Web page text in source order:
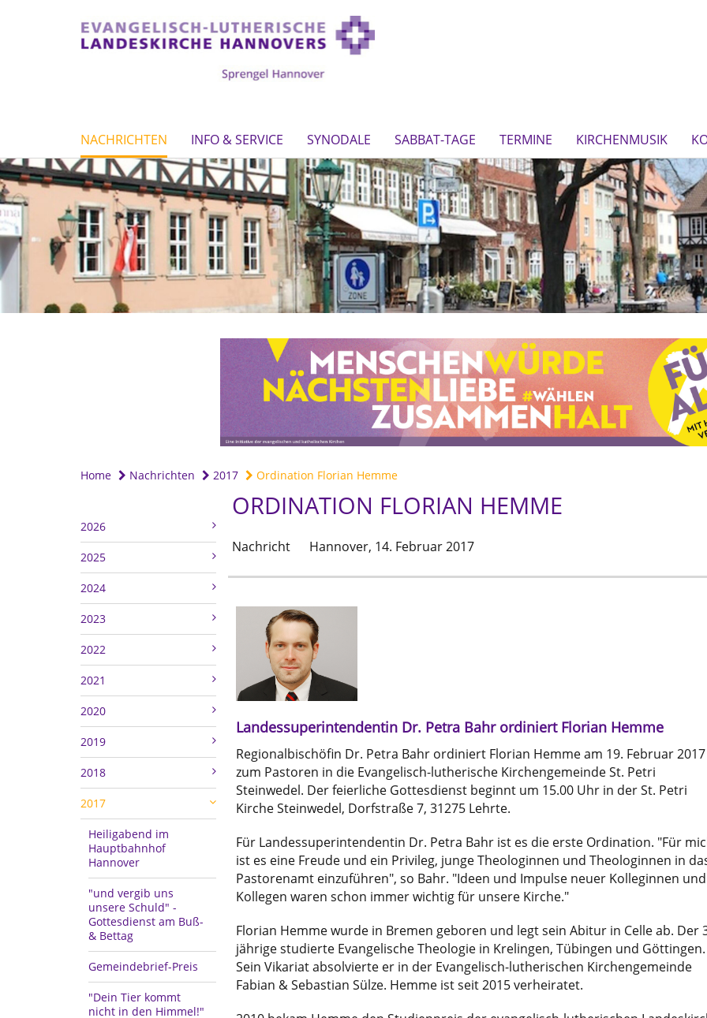
NACHRICHTEN INFO & SERVICE SYNODALE SABBAT-TAGE TERMINE KIRCHENMUSIK
Home Nachrichten 2017 Ordination Florian Hemme
2026
2025
2024
2023
2022
2021
2020
2019
2018
2017
Heiligabend im
Hauptbahnhof
Hannover
"und vergib uns
unsere Schuld" -
Gottesdienst am Buß-
& Bettag
Gemeindebrief-Preis
"Dein Tier kommt
nicht in den Himmel!"
ORDINATION FLORIAN HEMME
Nachricht Hannover, 14. Februar 2017
Landessuperintendentin Dr. Petra Bahr ordiniert Florian Hemme
Regionalbischöfin Dr. Petra Bahr ordiniert Florian Hemme am 19. Februar 2017
zum Pastoren in die Evangelisch-lutherische Kirchengemeinde St. Petri
Steinwedel. Der feierliche Gottesdienst beginnt um 15.00 Uhr in der St. Petri
Kirche Steinwedel, Dorfstraße 7, 31275 Lehrte.
Für Landessuperintendentin Dr. Petra Bahr ist es die erste Ordination. "Für
ist es eine Freude und ein Privileg, junge Theologinnen und Theologinnen in
Pastorenamt einzuführen", so Bahr. "Ideen und Impulse neuer Kolleginnen und
Kollegen waren schon immer wichtig für unsere Kirche."
Florian Hemme wurde in Bremen geboren und legt sein Abitur in Celle ab. Der
jährige studierte Evangelische Theologie in Krelingen, Tübingen und Göttingen.
Sein Vikariat absolvierte er in der Evangelisch-lutherischen Kirchengemeinde
Fabian & Sebastian Sülze. Hemme ist seit 2015 verheiratet.